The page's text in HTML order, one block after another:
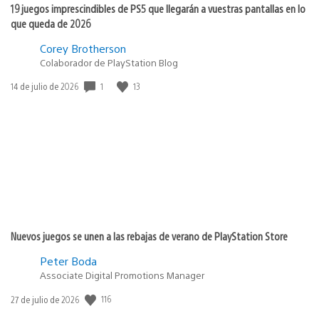
19 juegos imprescindibles de PS5 que llegarán a vuestras pantallas en lo
que queda de 2026
Corey Brotherson
Colaborador de PlayStation Blog
Fecha
14 de julio de 2026 1 13
Nuevos juegos se unen a las rebajas de verano de PlayStation Store
Peter Boda
Associate Digital Promotions Manager
Fecha
27 de julio de 2026 116